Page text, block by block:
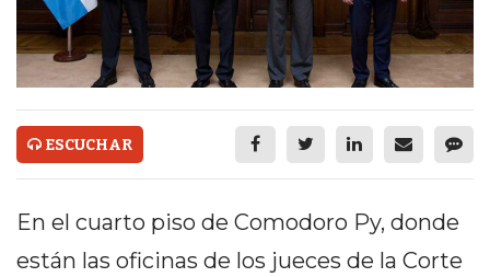
SERVICIOS
PRONÓSTICO
HORÓSCOPO
QUÉ ES
ESCUCHAR
En el cuarto piso de Comodoro Py, donde
están las oficinas de los jueces de la Corte